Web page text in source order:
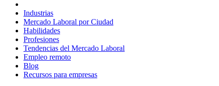
Industrias
Mercado Laboral por Ciudad
Habilidades
Profesiones
Tendencias del Mercado Laboral
Empleo remoto
Blog
Recursos para empresas